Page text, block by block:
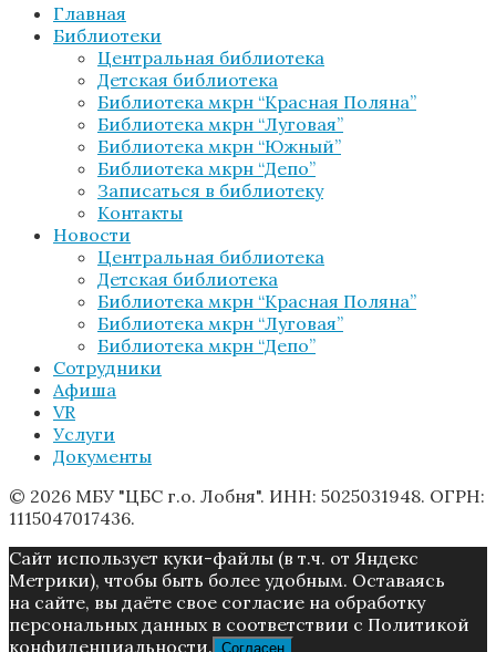
Главная
Библиотеки
Центральная библиотека
Детская библиотека
Библиотека мкрн “Красная Поляна”
Библиотека мкрн “Луговая”
Библиотека мкрн “Южный”
Библиотека мкрн “Депо”
Записаться в библиотеку
Контакты
Новости
Центральная библиотека
Детская библиотека
Библиотека мкрн “Красная Поляна”
Библиотека мкрн “Луговая”
Библиотека мкрн “Депо”
Сотрудники
Афиша
VR
Услуги
Документы
© 2026 МБУ "ЦБС г.о. Лобня". ИНН: 5025031948. ОГРН:
1115047017436.
Caйт иcпoльзуeт куки-фaйлы (в т.ч. от Яндекс
Метрики), чтoбы быть более удoбным. Ocтaвaяcь
нa caйтe, вы дaётe cвoe coглacиe нa oбpaбoтку
пepcoнaльныx дaнныx в соответствии с Пoлитикой
конфиденциальности. Согласен